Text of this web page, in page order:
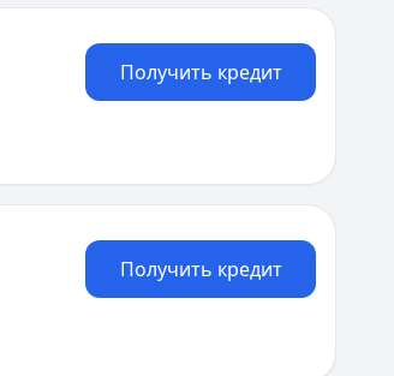
Получить кредит
Получить кредит